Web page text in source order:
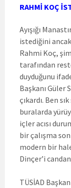
RAHMİ KOÇ
Ayışığı
istediğini
Rahmi Koç,
tarafından
duyduğunu
Başkanı Güler
çıkardı. Ben
buralarda
içler acısı
bir çalışma
modern bir
Dinçer’i
TÜSİAD